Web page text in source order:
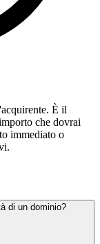
È il
che dovrai
immediato o
di un dominio?